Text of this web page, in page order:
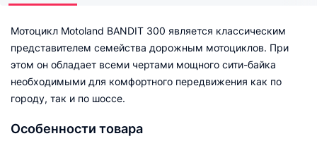
Мотоцикл Motoland BANDIT 300 является классическим
представителем семейства дорожным мотоциклов. При
этом он обладает всеми чертами мощного сити-байка
необходимыми для комфортного передвижения как по
городу, так и по шоссе.
Особенности товара